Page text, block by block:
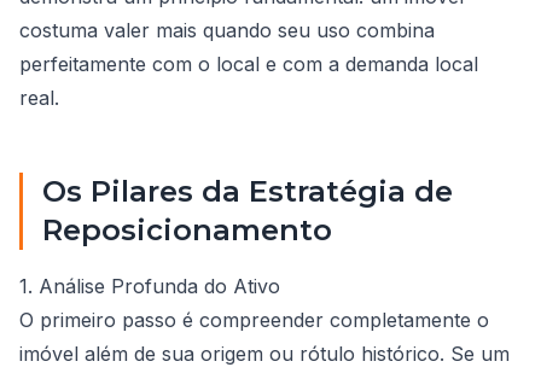
costuma valer mais quando seu uso combina
perfeitamente com o local e com a demanda local
real.
Os Pilares da Estratégia de
Reposicionamento
1. Análise Profunda do Ativo
O primeiro passo é compreender completamente o
imóvel além de sua origem ou rótulo histórico. Se um